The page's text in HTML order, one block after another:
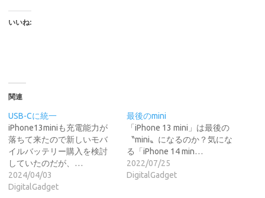
いいね:
関連
USB-Cに統一
iPhone13miniも充電能力が
落ちて来たので新しいモバ
イルバッテリー購入を検討
していたのだが、…
2024/04/03
DigitalGadget
最後のmini
「iPhone 13 mini」は最後の
〝mini〟になるのか？気にな
る「iPhone 14 min…
2022/07/25
DigitalGadget